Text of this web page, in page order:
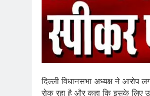
दिल्ली विधानसभा अध्यक्ष ने आरोप
रोक रहा है और कहा कि इसके लिए